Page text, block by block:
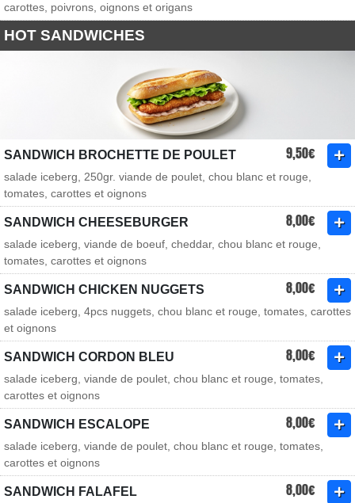
carottes, poivrons, oignons et origans
HOT SANDWICHES
SANDWICH BROCHETTE DE POULET 9,50€
salade iceberg, 250gr. viande de poulet, chou blanc et rouge,
tomates, carottes et oignons
SANDWICH CHEESEBURGER 8,00€
salade iceberg, viande de boeuf, cheddar, chou blanc et rouge,
tomates, carottes et oignons
SANDWICH CHICKEN NUGGETS 8,00€
salade iceberg, 4pcs nuggets, chou blanc et rouge, tomates, carottes
et oignons
SANDWICH CORDON BLEU 8,00€
salade iceberg, viande de poulet, chou blanc et rouge, tomates,
carottes et oignons
SANDWICH ESCALOPE 8,00€
salade iceberg, viande de poulet, chou blanc et rouge, tomates,
carottes et oignons
SANDWICH FALAFEL 8,00€